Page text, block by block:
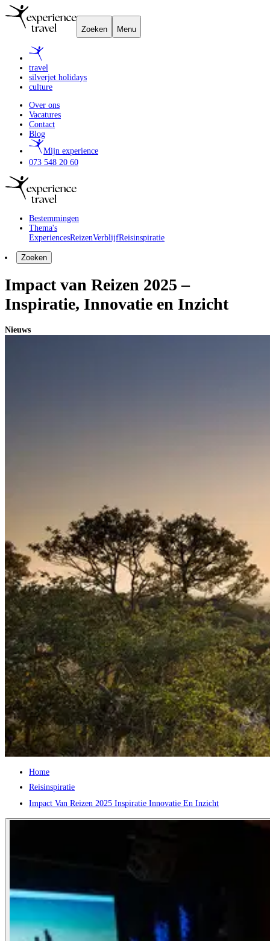
Zoeken Menu
travel
silverjet holidays
culture
Over ons
Vacatures
Contact
Blog
Mijn experience
073 548 20 60
Bestemmingen
Thema's
ExperiencesReizenVerblijfReisinspiratie
Zoeken
Impact van Reizen 2025 –
Inspiratie, Innovatie en Inzicht
Nieuws
Home
Reisinspiratie
Impact Van Reizen 2025 Inspiratie Innovatie En Inzicht